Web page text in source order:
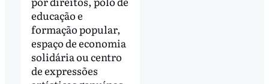
educação e
formação popular,
espaço de economia
solidária ou centro
de expressões